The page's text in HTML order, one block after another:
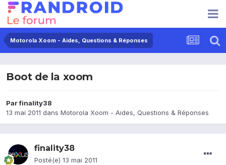
Motorola Xoom - Aides, Questions & Réponses
Boot de la xoom
Parfinality38
13 mai 2011 dans Motorola Xoom - Aides, Questions & Réponses
finality38
Posté(e) 13 mai 2011